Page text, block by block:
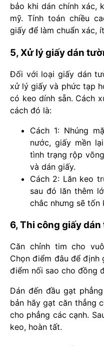
bảo khi dán chính xác,
mỹ. Tính toán chiều
giấy để làm chuẩn xác,
5, Xử lý giấy dán
Đối với loại giấy dán
xử lý giấy và phức tạp
có keo dính sẵn. Cách
cách đó là:
Cách 1: Nhúng
nước, giấy mền
tình trạng rộp
và dán giấy.
Cách 2: Lăn keo
sau đó lăn thêm
chắc nhưng sẽ tốn
6, Thi công giấy
Căn chỉnh tim cho
Chọn điểm đâu để định
điểm nối sao cho đồng
Dán đến đầu gạt
bản hãy gạt căn thẳng
cho phẳng các cạnh.
keo, hoàn tất.